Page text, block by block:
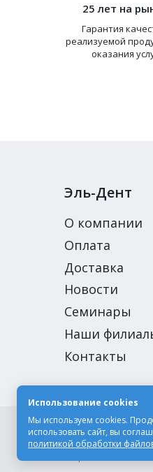
25 лет на
Гарантия
реализуемой
оказания
Эль-Дент
О компании
Оплата
Доставка
Новости
Семинары
Наши
Контакты
© Компания «Эль-
Цены на сайте не
Использование cookies
Мы используем cookies.
использовать сайт, вы
политикой обработки